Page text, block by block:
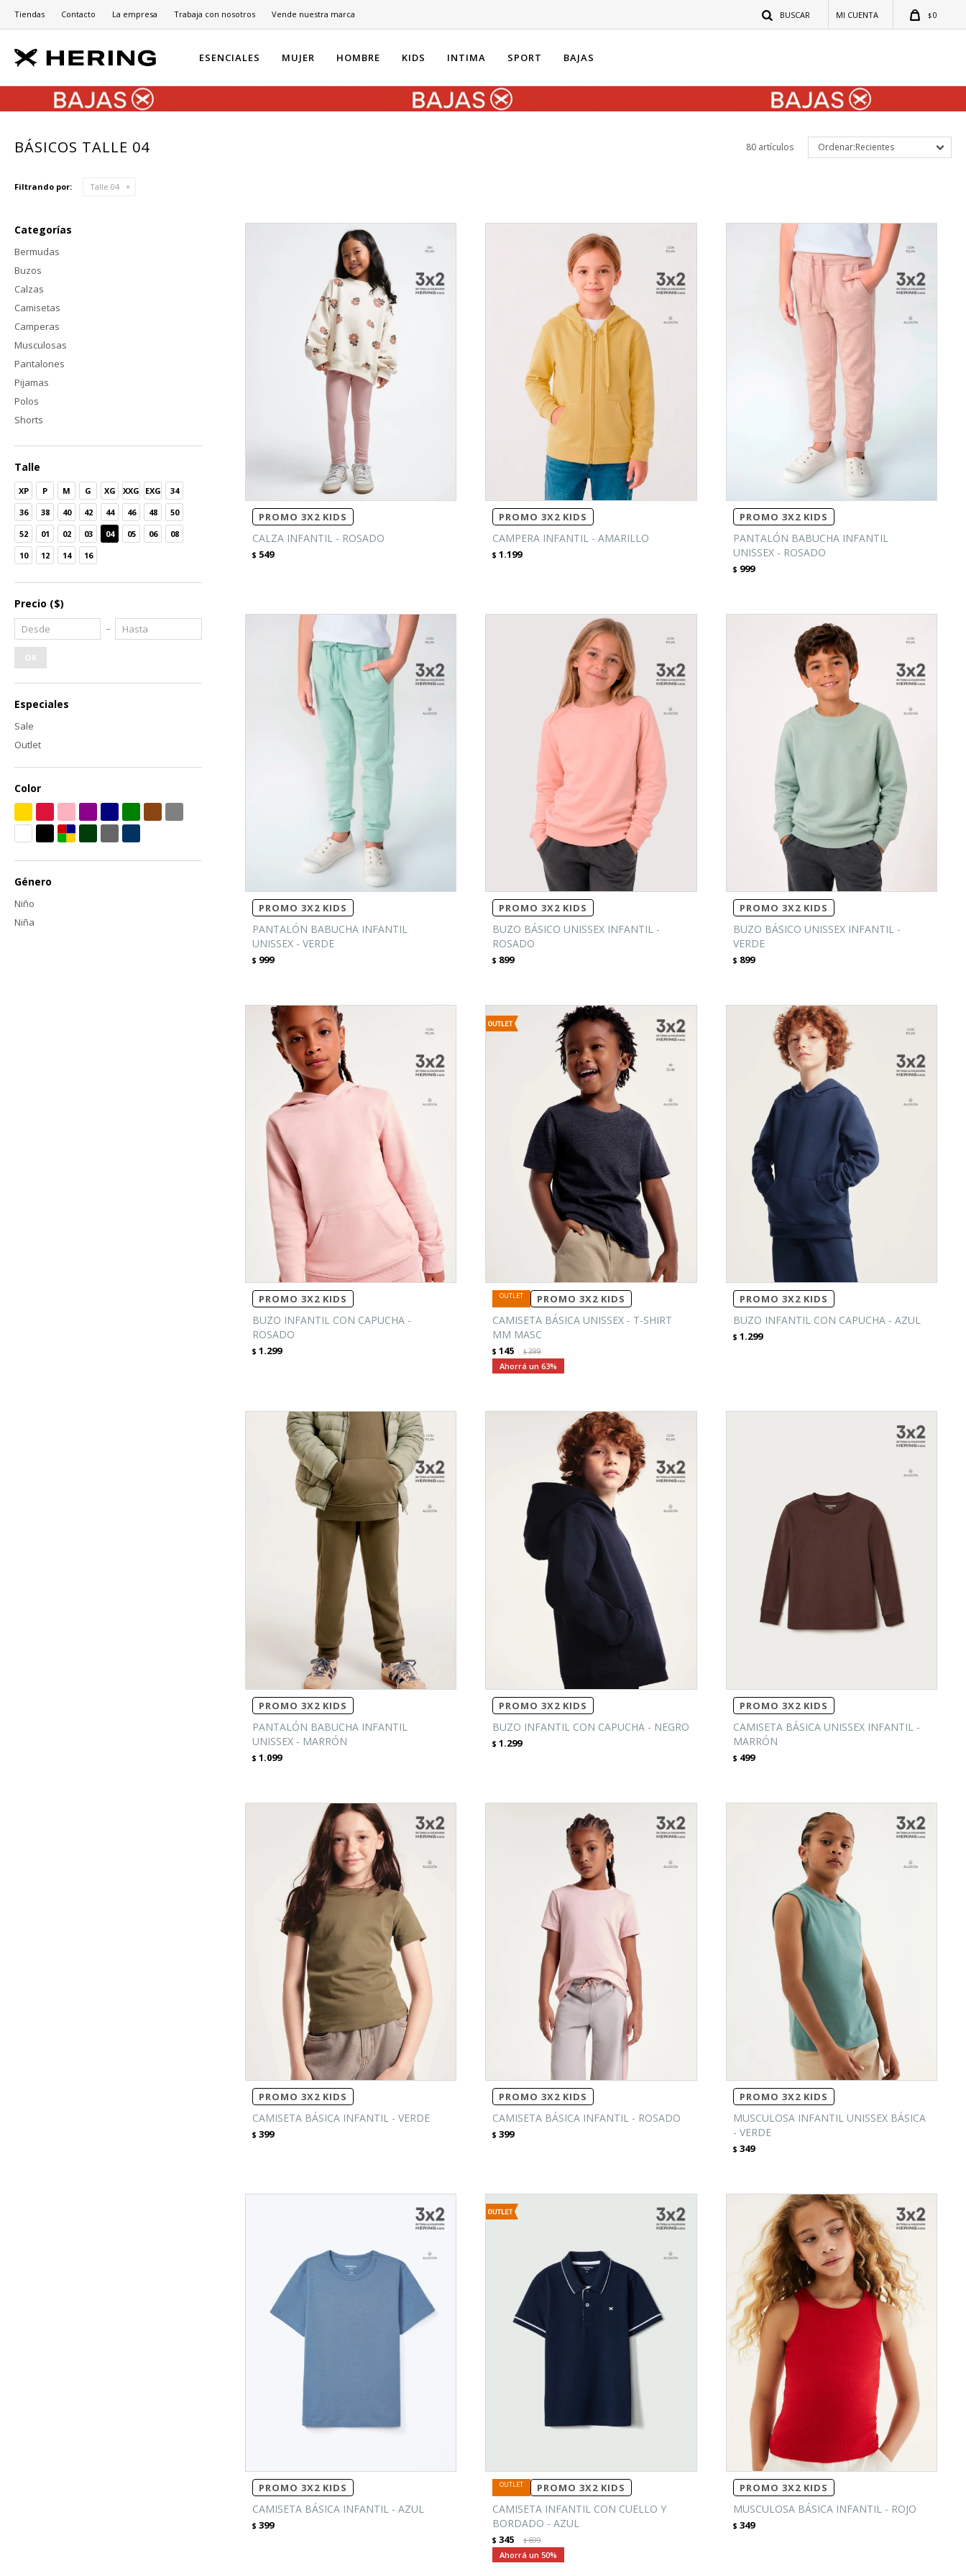
ESENCIALES MUJER HOMBRE KIDS INTIMA SPORT BAJAS
$0
Tiendas Contacto La empresa Trabaja con nosotros Vende nuestra marca
BÁSICOS TALLE 04 80 artículos Recientes
Filtrando por: Talle 04
PROMO 3X2 KIDS
CALZA INFANTIL - ROSADO
$ 549
PROMO 3X2 KIDS
CAMPERA INFANTIL - AMARILLO
$ 1.199
PROMO 3X2 KIDS
PANTALÓN BABUCHA INFANTIL
UNISSEX - ROSADO
$ 999
PROMO 3X2 KIDS
PANTALÓN BABUCHA INFANTIL
UNISSEX - VERDE
$ 999
PROMO 3X2 KIDS
BUZO BÁSICO UNISSEX INFANTIL -
ROSADO
$ 899
PROMO 3X2 KIDS
BUZO BÁSICO UNISSEX INFANTIL -
VERDE
$ 899
PROMO 3X2 KIDS
BUZO INFANTIL CON CAPUCHA -
ROSADO
$ 1.299
PROMO 3X2 KIDS
CAMISETA BÁSICA UNISSEX - T-SHIRT
MM MASC
$ 145 $399
63
PROMO 3X2 KIDS
BUZO INFANTIL CON CAPUCHA - AZUL
$ 1.299
PROMO 3X2 KIDS
PANTALÓN BABUCHA INFANTIL
UNISSEX - MARRÓN
$ 1.099
PROMO 3X2 KIDS
BUZO INFANTIL CON CAPUCHA - NEGRO
$ 1.299
PROMO 3X2 KIDS
CAMISETA BÁSICA UNISSEX INFANTIL -
MARRÓN
$ 499
PROMO 3X2 KIDS
CAMISETA BÁSICA INFANTIL - VERDE
$ 399
PROMO 3X2 KIDS
CAMISETA BÁSICA INFANTIL - ROSADO
$ 399
PROMO 3X2 KIDS
MUSCULOSA INFANTIL UNISSEX BÁSICA
- VERDE
$ 349
PROMO 3X2 KIDS
CAMISETA BÁSICA INFANTIL - AZUL
$ 399
PROMO 3X2 KIDS
CAMISETA INFANTIL CON CUELLO Y
BORDADO - AZUL
$ 345 $699
50
PROMO 3X2 KIDS
MUSCULOSA BÁSICA INFANTIL - ROJO
$ 349
Categorías
Bermudas
Buzos
Calzas
Camisetas
Camperas
Musculosas
Pantalones
Pijamas
Polos
Shorts
Talle
XP P M G XG XXG EXG
34
36
38 40 42 44 46 48
50
52
01 02 03 04 05 06
08
10
12 14 16
Precio ($)
OK
Especiales
Sale
Outlet
Color
Género
Niño
Niña